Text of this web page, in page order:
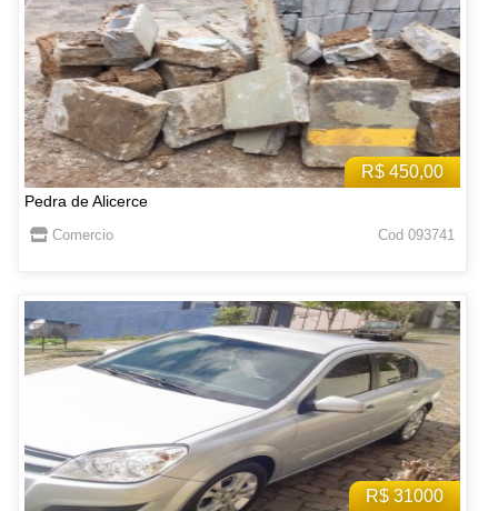
R$ 450,00
Pedra de Alicerce
Comercio Cod 093741
R$ 31000